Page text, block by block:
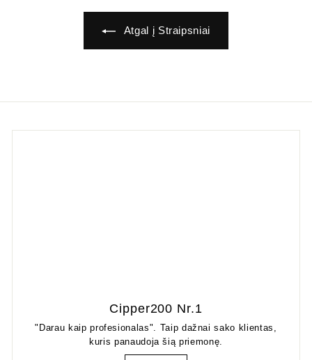
Atgal į Straipsniai
Cipper200 Nr.1
"Darau kaip profesionalas". Taip dažnai sako klientas,
kuris panaudoja šią priemonę.